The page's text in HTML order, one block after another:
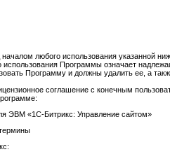
любого использования указанной
использования Программы означает
Программу и должны удалить ее, а
соглашение с конечным
ЭВМ «1С-Битрикс: Управление сайтом»